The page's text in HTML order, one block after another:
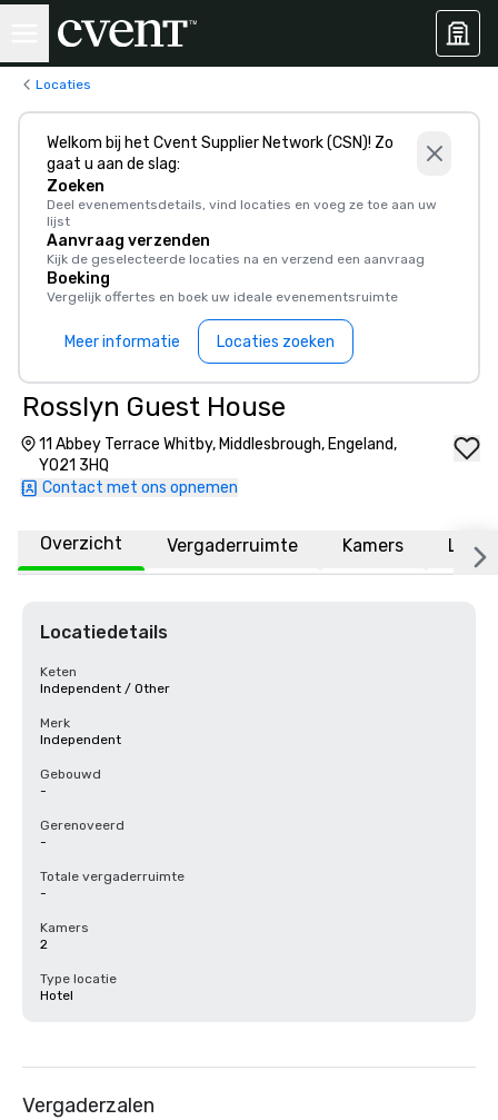
Locaties
Welkom bij het Cvent Supplier Network (CSN)! Zo
gaat u aan de slag:
Zoeken
Deel evenementsdetails, vind locaties en voeg ze toe aan uw
lijst
Aanvraag verzenden
Kijk de geselecteerde locaties na en verzend een aanvraag
Boeking
Vergelijk offertes en boek uw ideale evenementsruimte
Meer informatie Locaties zoeken
Rosslyn Guest House
11 Abbey Terrace Whitby, Middlesbrough, Engeland,
YO21 3HQ
Contact met ons opnemen
Overzicht Vergaderruimte Kamers
Locatiedetails
Keten
Independent / Other
Merk
Independent
Gebouwd
-
Gerenoveerd
-
Totale vergaderruimte
-
Kamers
2
Type locatie
Hotel
Vergaderzalen